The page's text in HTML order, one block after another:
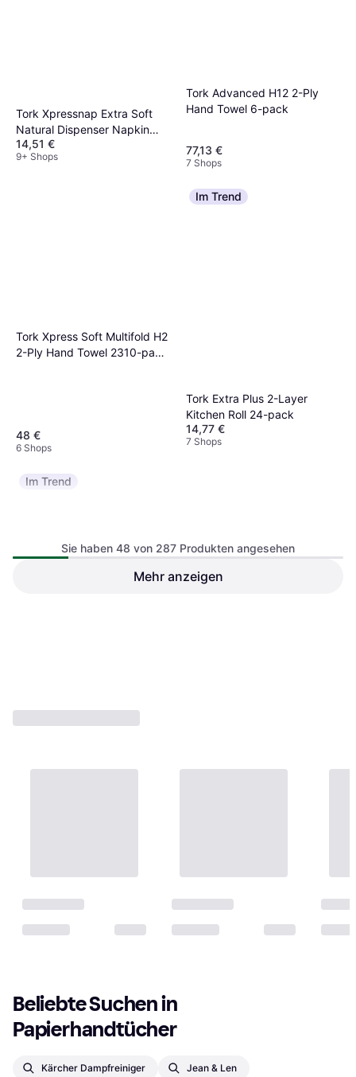
Tork Xpressnap Extra Soft
Natural Dispenser Napkin
4000pcs
14,51 €
9+ Shops
Tork Advanced H12 2-Ply
Hand Towel 6-pack
77,13 €
7 Shops
Tork Xpress Soft Multifold H2
2-Ply Hand Towel 2310-pack
48 €
6 Shops
Im Trend
Tork Extra Plus 2-Layer
Kitchen Roll 24-pack
14,77 €
7 Shops
Im Trend
Sie haben 48 von 287 Produkten angesehen
Mehr anzeigen
Beliebte Suchen in
Papierhandtücher
Kärcher Dampfreiniger Jean & Len